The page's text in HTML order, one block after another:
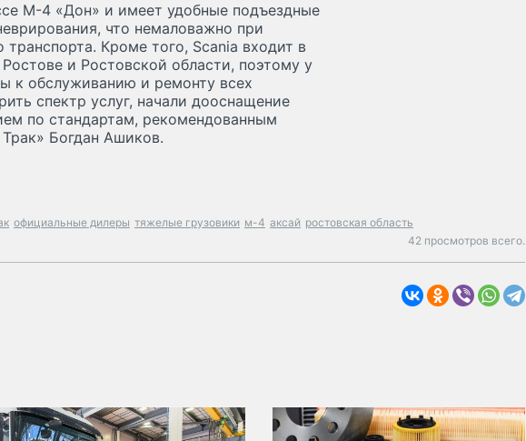
М-4 «Дон» и имеет удобные подъездные
что немаловажно при
Кроме того, Scania входит в
и Ростовской области, поэтому у
к обслуживанию и ремонту всех
спектр услуг, начали дооснащение
по стандартам, рекомендованным
Богдан Ашиков.
официальные дилеры тяжелые грузовики м-4 аксай ростовская область
42 просмотров всего.